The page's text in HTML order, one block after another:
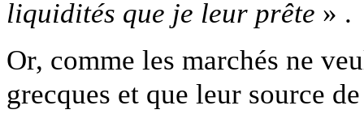
liquidités que je leur prête » .
Or, comme les marchés ne
grecques et que leur source